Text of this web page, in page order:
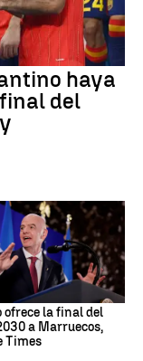
haya
del
la final del
a Marruecos,
Times